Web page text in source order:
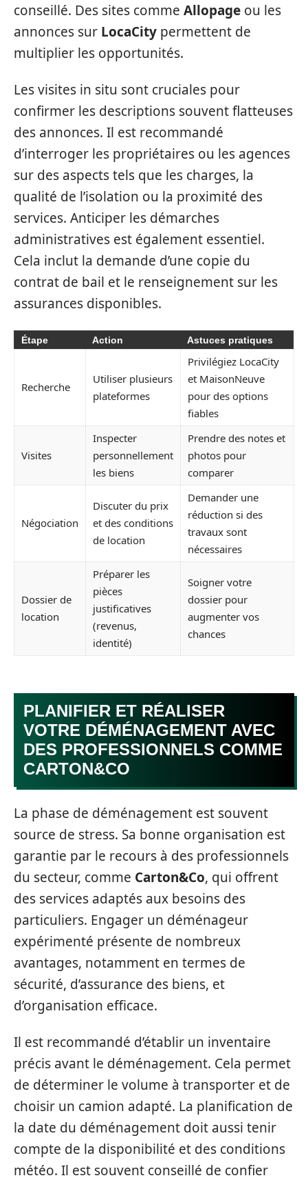
conseillé. Des sites comme Allopage ou les
annonces sur LocaCity permettent de
multiplier les opportunités.
Les visites in situ sont cruciales pour
confirmer les descriptions souvent flatteuses
des annonces. Il est recommandé
d’interroger les propriétaires ou les agences
sur des aspects tels que les charges, la
qualité de l’isolation ou la proximité des
services. Anticiper les démarches
administratives est également essentiel.
Cela inclut la demande d’une copie du
contrat de bail et le renseignement sur les
assurances disponibles.
Étape Action Astuces pratiques
Recherche
Utiliser plusieurs
plateformes
Privilégiez LocaCity
et MaisonNeuve
pour des options
fiables
Visites
Inspecter
personnellement
les biens
Prendre des notes et
photos pour
comparer
Négociation
Discuter du prix
et des conditions
de location
Demander une
réduction si des
travaux sont
nécessaires
Dossier de
location
Préparer les
pièces
justificatives
(revenus,
identité)
Soigner votre
dossier pour
augmenter vos
chances
PLANIFIER ET RÉALISER
VOTRE DÉMÉNAGEMENT AVEC
DES PROFESSIONNELS COMME
CARTON&CO
La phase de déménagement est souvent
source de stress. Sa bonne organisation est
garantie par le recours à des professionnels
du secteur, comme Carton&Co, qui offrent
des services adaptés aux besoins des
particuliers. Engager un déménageur
expérimenté présente de nombreux
avantages, notamment en termes de
sécurité, d’assurance des biens, et
d’organisation efficace.
Il est recommandé d’établir un inventaire
précis avant le déménagement. Cela permet
de déterminer le volume à transporter et de
choisir un camion adapté. La planification de
la date du déménagement doit aussi tenir
compte de la disponibilité et des conditions
météo. Il est souvent conseillé de confier